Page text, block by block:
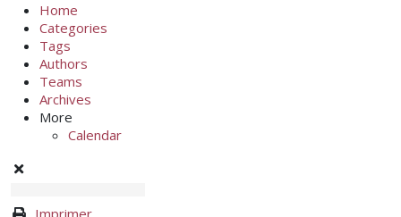
Home
Categories
Tags
Authors
Teams
Archives
More
Calendar
Imprimer